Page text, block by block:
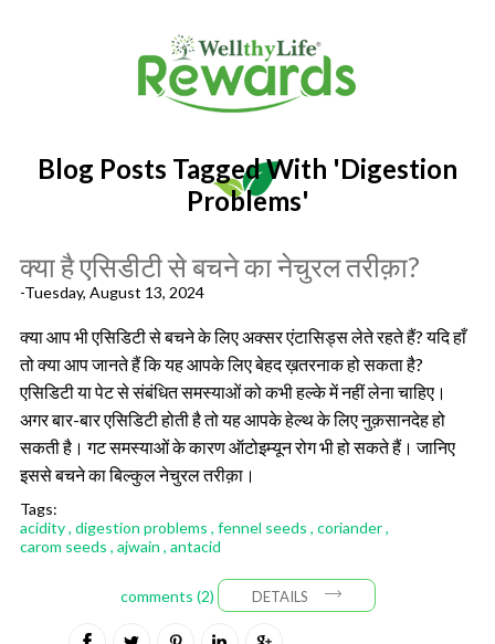
Blog Posts Tagged With 'digestion
Problems'
क्या है एसिडीटी से बचने का नेचुरल तरीक़ा?
-Tuesday, August 13, 2024
क्या आप भी एसिडिटी से बचने के लिए अक्सर एंटासिड्स लेते रहते हैं? यदि हाँ
तो क्या आप जानते हैं कि यह आपके लिए बेहद ख़तरनाक हो सकता है?
एसिडिटी या पेट से संबंधित समस्याओं को कभी हल्के में नहीं लेना चाहिए।
अगर बार-बार एसिडिटी होती है तो यह आपके हेल्थ के लिए नुक़सानदेह हो
सकती है। गट समस्याओं के कारण ऑटोइम्यून रोग भी हो सकते हैं। जानिए
इससे बचने का बिल्कुल नेचुरल तरीक़ा।
Tags:
acidity, digestion problems , fennel seeds , coriander,
carom seeds , ajwain , antacid
comments (2) DETAILS